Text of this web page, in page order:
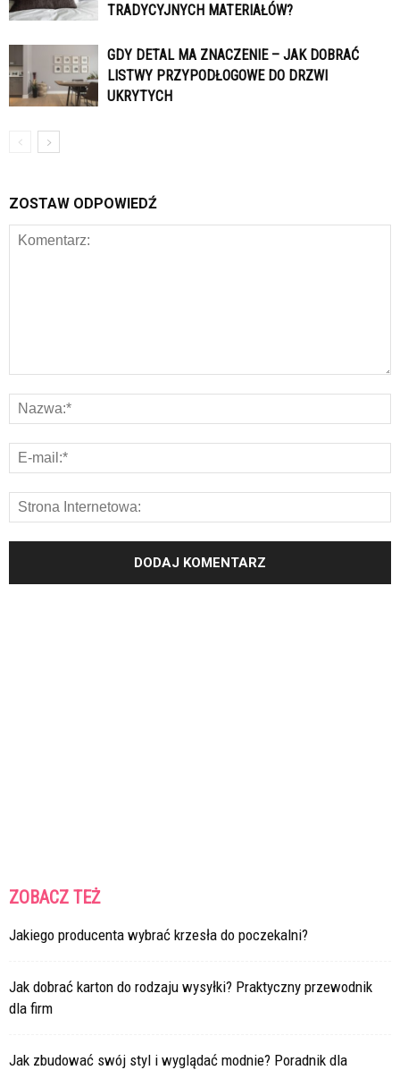
TRADYCYJNYCH MATERIAŁÓW?
GDY DETAL MA ZNACZENIE – JAK DOBRAĆ
LISTWY PRZYPODŁOGOWE DO DRZWI
UKRYTYCH
ZOSTAW ODPOWIEDŹ
ZOBACZ TEŻ
Jakiego producenta wybrać krzesła do poczekalni?
Jak dobrać karton do rodzaju wysyłki? Praktyczny przewodnik
dla firm
Jak zbudować swój styl i wyglądać modnie? Poradnik dla